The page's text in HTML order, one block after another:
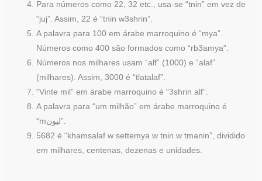
Para números como 22, 32 etc., usa-se “tnin” em vez de
“juj”. Assim, 22 é “tnin w3shrin”.
A palavra para 100 em árabe marroquino é “mya”.
Números como 400 são formados como “rb3amya”.
Números nos milhares usam “alf” (1000) e “alaf”
(milhares). Assim, 3000 é “tlatalaf”.
“Vinte mil” em árabe marroquino é “3shrin alf”.
A palavra para “um milhão” em árabe marroquino é
“mليون”.
5682 é “khamsalaf w settemya w tnin w tmanin”, dividido
em milhares, centenas, dezenas e unidades.